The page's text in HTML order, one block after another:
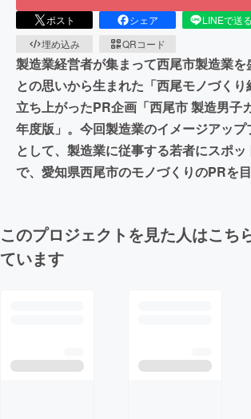
ポスト シェア LINEで送る
埋め込み
QRコード
製造業経営者が集まって西尾市製造業を
との思いから生まれた「西尾モノづく
立ち上がったPR企画「西尾市 製造男子
年度版」。今回製造業のイメージアッ
として、製造業に従事する若者にスポッ
で、愛知県西尾市のモノづくりのPRを
このプロジェクトを見た人はこち
ています